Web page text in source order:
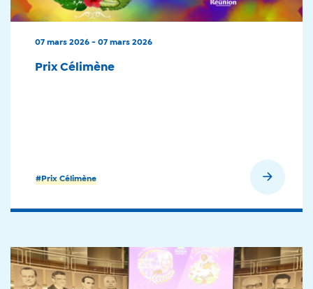
#Prix Célimène
07 mars 2026 - 07 mars 2026
Prix Célimène